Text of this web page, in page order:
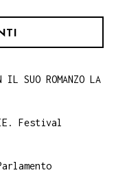
SUO ROMANZO LA
Festival